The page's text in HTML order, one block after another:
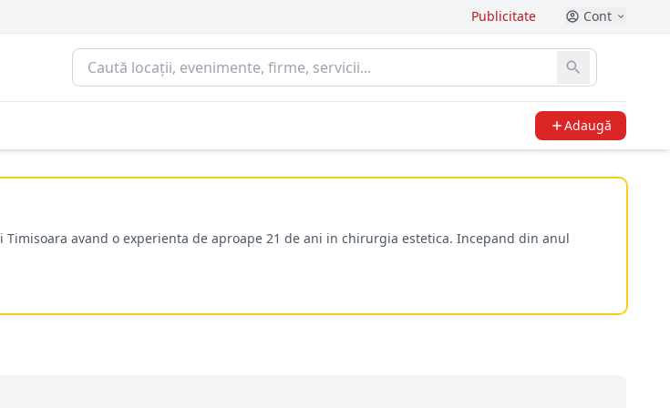
Publicitate Cont
Adaugă
avand o experienta de aproape 21 de ani in chirurgia estetica. Incepand din anul